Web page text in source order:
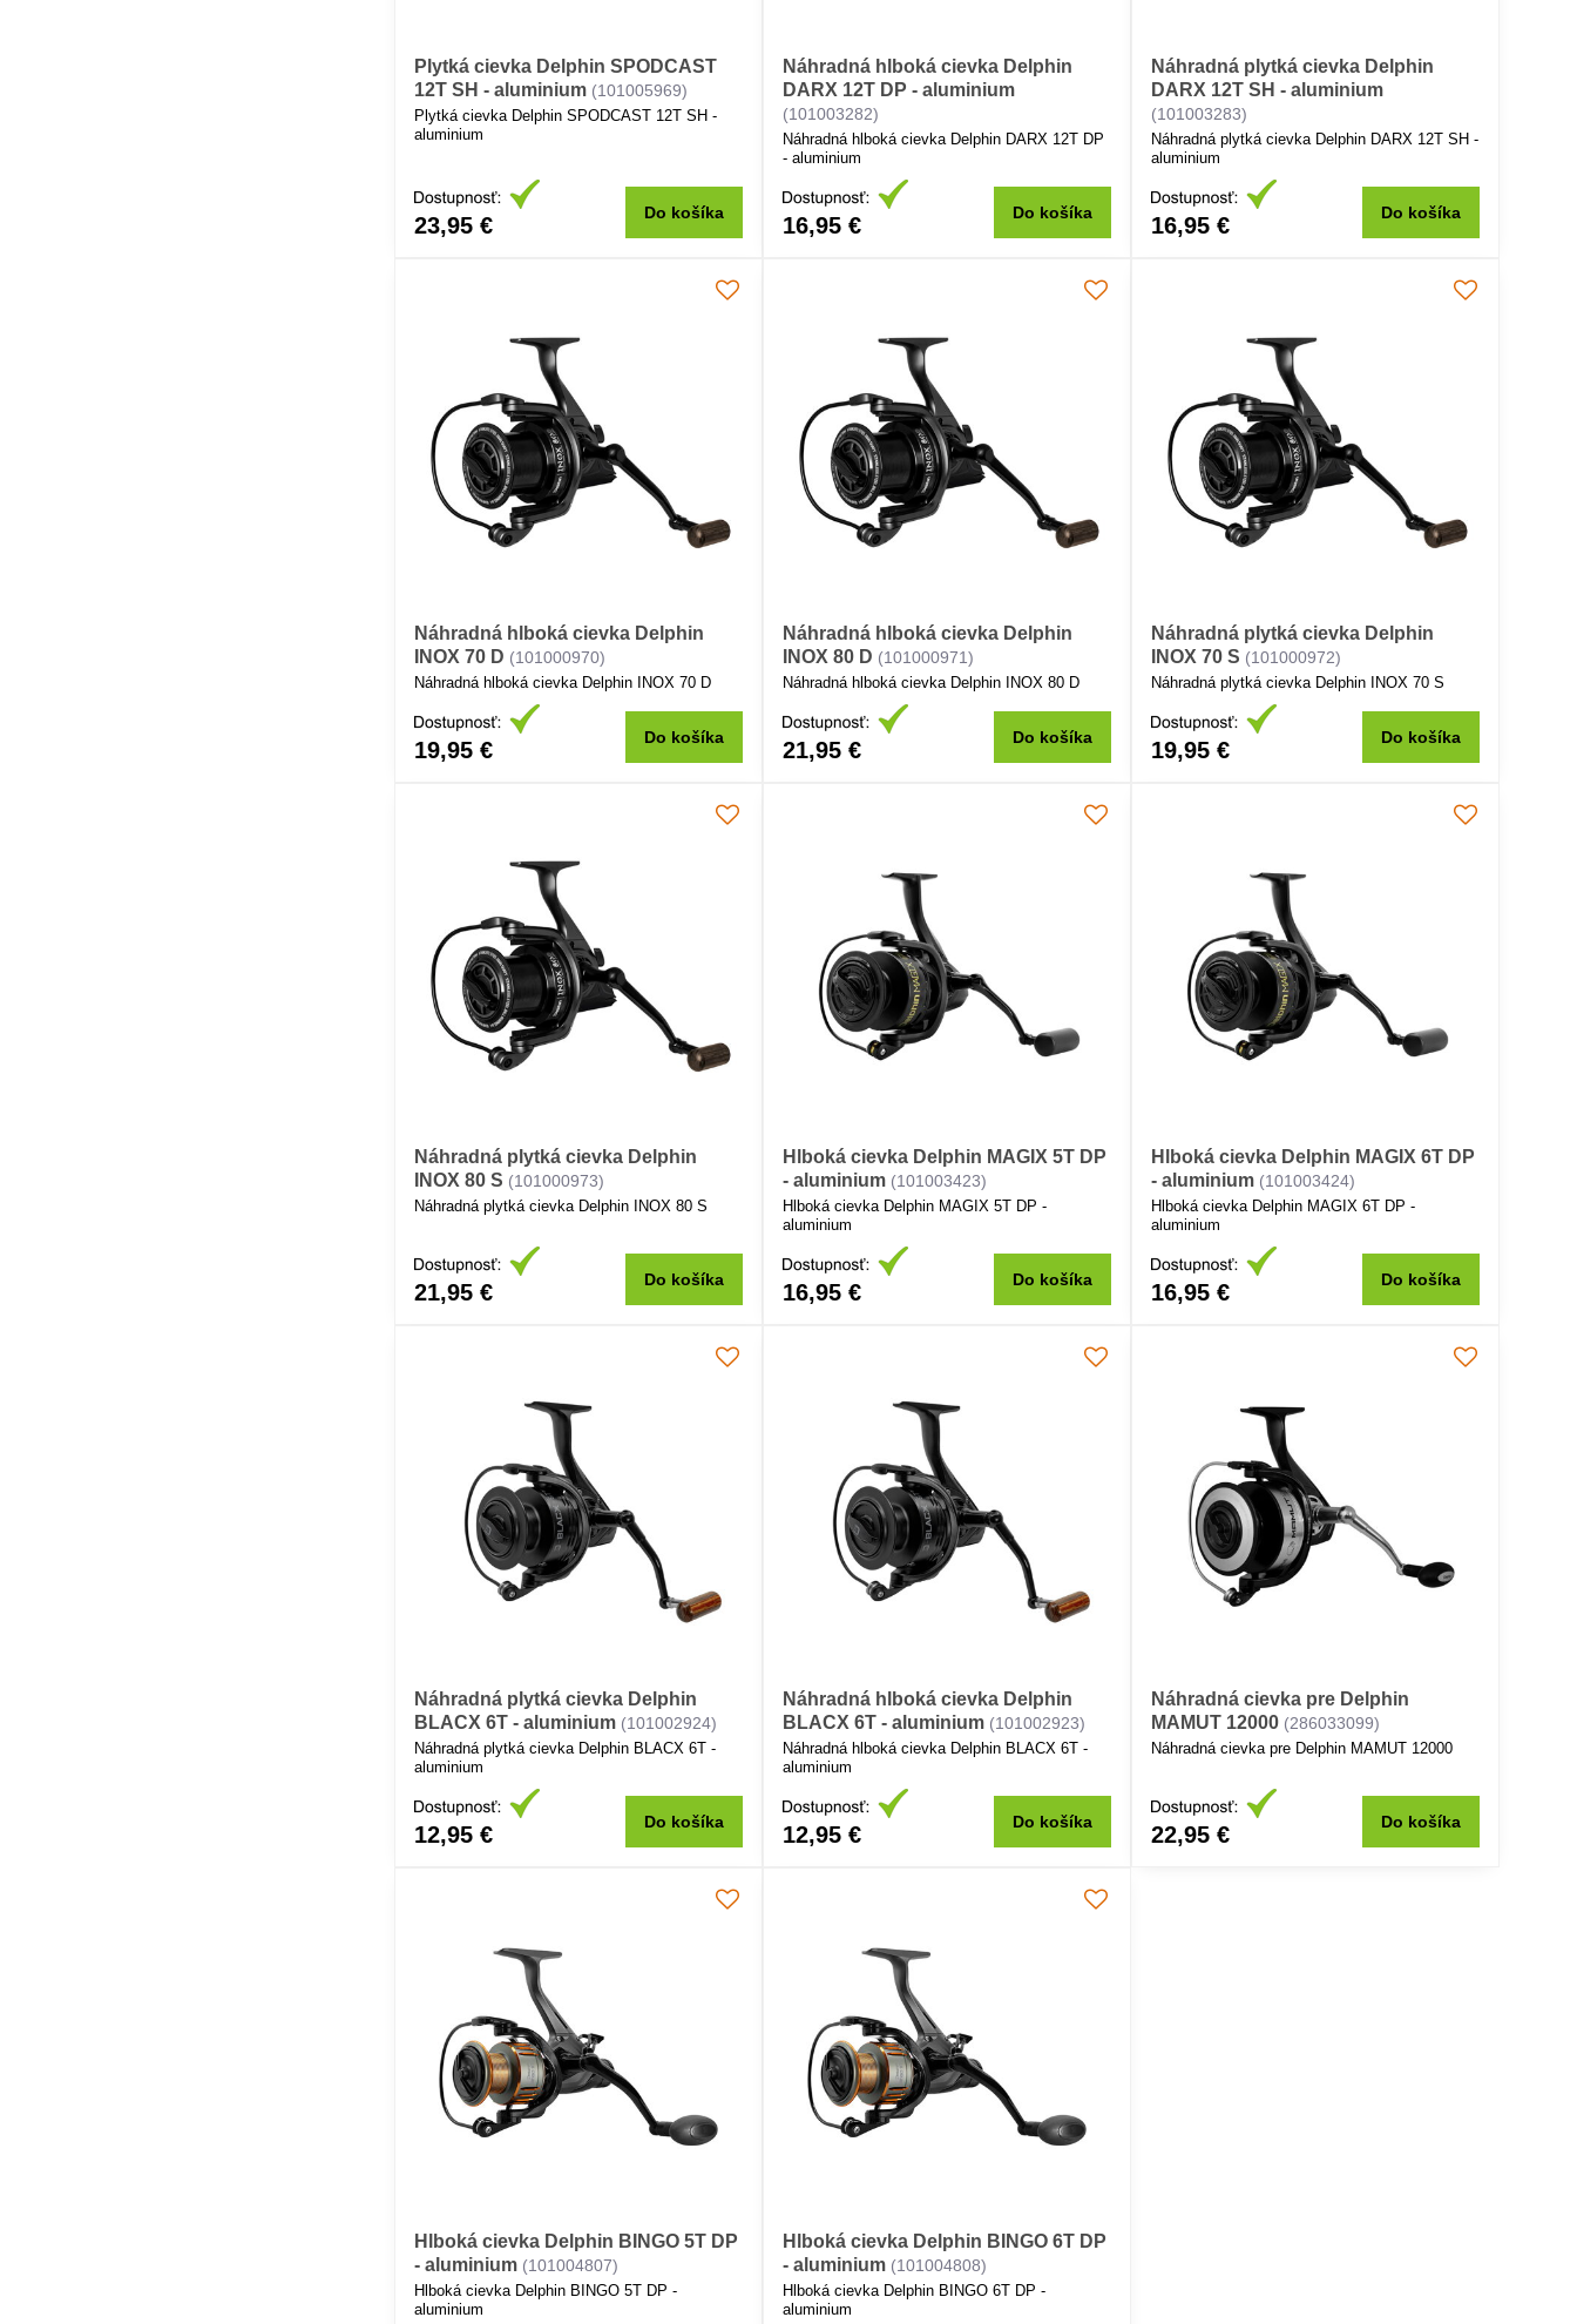
Plytká cievka Delphin SPODCAST
12T SH - aluminium (101005969)
Plytká cievka Delphin SPODCAST 12T SH -
aluminium
23,95 € Do košíka
Náhradná hlboká cievka Delphin
DARX 12T DP - aluminium
(101003282)
Náhradná hlboká cievka Delphin DARX 12T DP
- aluminium
16,95 € Do košíka
Náhradná plytká cievka Delphin
DARX 12T SH - aluminium
(101003283)
Náhradná plytká cievka Delphin DARX 12T SH -
aluminium
16,95 € Do košíka
Náhradná hlboká cievka Delphin
INOX 70 D (101000970)
Náhradná hlboká cievka Delphin INOX 70 D
19,95 € Do košíka
Náhradná hlboká cievka Delphin
INOX 80 D (101000971)
Náhradná hlboká cievka Delphin INOX 80 D
21,95 € Do košíka
Náhradná plytká cievka Delphin
INOX 70 S (101000972)
Náhradná plytká cievka Delphin INOX 70 S
19,95 € Do košíka
Náhradná plytká cievka Delphin
INOX 80 S (101000973)
Náhradná plytká cievka Delphin INOX 80 S
21,95 € Do košíka
Hlboká cievka Delphin MAGIX 5T DP
- aluminium (101003423)
Hlboká cievka Delphin MAGIX 5T DP -
aluminium
16,95 € Do košíka
Hlboká cievka Delphin MAGIX 6T DP
- aluminium (101003424)
Hlboká cievka Delphin MAGIX 6T DP -
aluminium
16,95 € Do košíka
Náhradná plytká cievka Delphin
BLACX 6T - aluminium (101002924)
Náhradná plytká cievka Delphin BLACX 6T -
aluminium
12,95 € Do košíka
Náhradná hlboká cievka Delphin
BLACX 6T - aluminium (101002923)
Náhradná hlboká cievka Delphin BLACX 6T -
aluminium
12,95 € Do košíka
Náhradná cievka pre Delphin
MAMUT 12000 (286033099)
Náhradná cievka pre Delphin MAMUT 12000
22,95 € Do košíka
Hlboká cievka Delphin BINGO 5T DP
- aluminium (101004807)
Hlboká cievka Delphin BINGO 5T DP -
aluminium
Hlboká cievka Delphin BINGO 6T DP
- aluminium (101004808)
Hlboká cievka Delphin BINGO 6T DP -
aluminium